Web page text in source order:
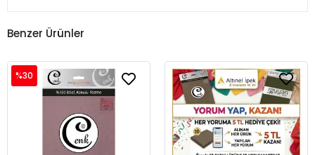
Benzer Ürünler
%30